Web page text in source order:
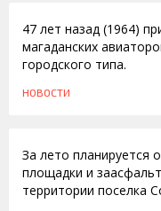
47 лет назад (1964)
магаданских
городского типа.
НОВОСТИ
За лето планируется
площадки и
территории поселка